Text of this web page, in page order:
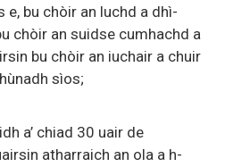
e, bu chòir an luchd a dhì-
chòir an suidse cumhachd a
bu chòir an iuchair a chuir
sìos;
a’ chiad 30 uair de
atharraich an ola a h-